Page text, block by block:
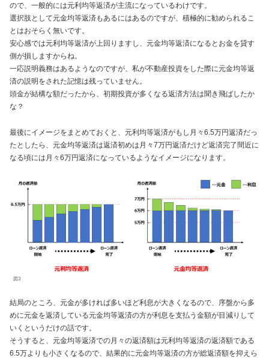
ので、一般的には元利均等返済が主流になっているわけです。
選択肢として元金均等返済もあるにはあるのですが、積極的に勧められるこ
とはおそらく無いです。
安心感では元利均等返済が上回りますし、元金均等返済になるとお金を貸す
側が損しますからね。
一応説明義務はあるようなのですが、私が不動産投資をした際に元金均等返
済の説明をされた記憶は残っていません。
頭金が結構な額だったから、初期投資が多くなる返済方法は聞き飛ばしたか
な？
最後にイメージをまとめておくと、元利均等返済がもし月々6.5万円返済だっ
たとしたら、元金均等返済は返済初めは月々7万円返済だけど返済完了間近に
なる頃には月々6万円返済になっているようなイメージになります。
図3
結局のところ、元金が多ければ多いほど利息が大きくなるので、序盤から多
めに元金を返済している元金均等返済の方が利息を支払う金額が目減りして
いくというだけの話です。
そうすると、元金均等返済での月々の返済額は元利均等返済の返済額である
6.5万よりも小さくなるので、結果的に元金均等返済の方が総返済額を抑えら